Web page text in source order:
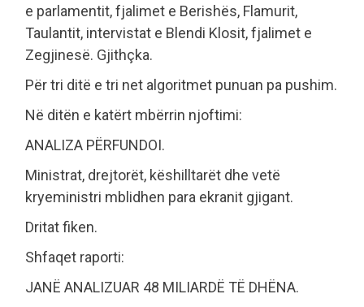
e parlamentit, fjalimet e Berishës, Flamurit,
Taulantit, intervistat e Blendi Klosit, fjalimet e
Zegjinesë. Gjithçka.
Për tri ditë e tri net algoritmet punuan pa pushim.
Në ditën e katërt mbërrin njoftimi:
ANALIZA PËRFUNDOI.
Ministrat, drejtorët, këshilltarët dhe vetë
kryeministri mblidhen para ekranit gjigant.
Dritat fiken.
Shfaqet raporti:
JANË ANALIZUAR 48 MILIARDË TË DHËNA.